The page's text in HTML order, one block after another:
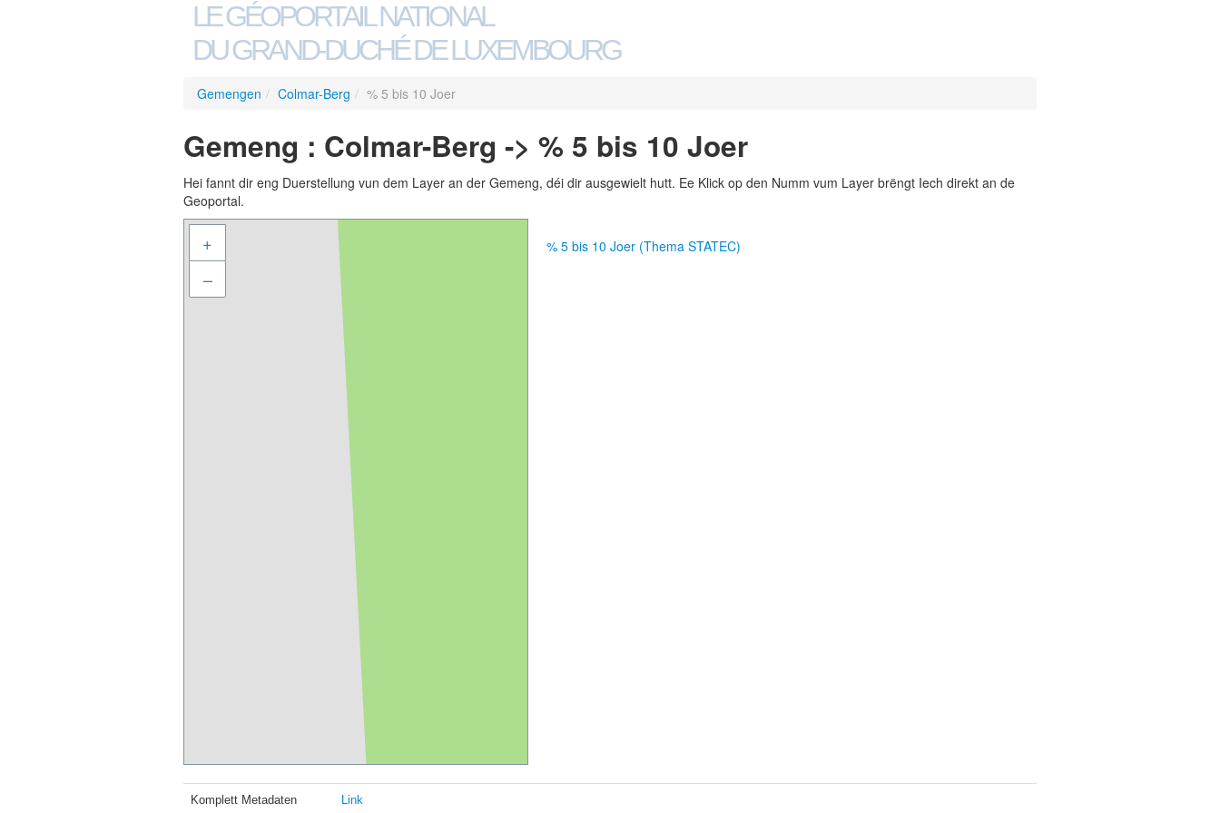
LE GÉOPORTAIL NATIONAL
DU GRAND-DUCHÉ DE LUXEMBOURG
Gemengen / Colmar-Berg / % 5 bis 10 Joer
Gemeng : Colmar-Berg -> % 5 bis 10 Joer
Hei fannt dir eng Duerstellung vun dem Layer an der Gemeng, déi dir ausgewielt hutt. Ee Klick op den Numm vum Layer brëngt Iech direkt an de
Geoportal.
+
–
% 5 bis 10 Joer (Thema STATEC)
Komplett Metadaten Link